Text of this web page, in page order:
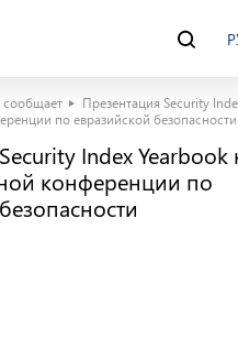
Презентация Security
по евразийской безопасности
Index Yearbook
конференции по